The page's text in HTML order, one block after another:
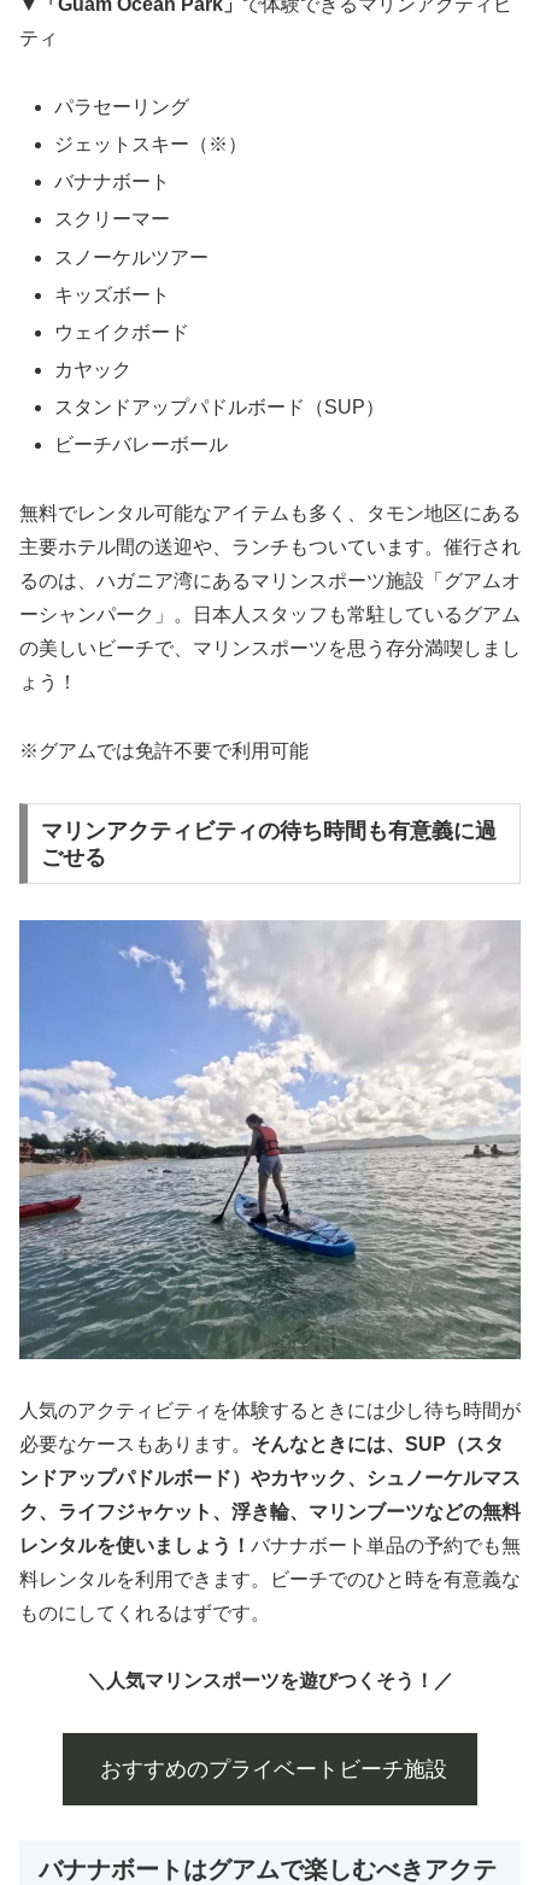
▼ 「Guam Ocean Park」 で体験できるマリンアクティビ
ティ
パラセーリング
ジェットスキー（※）
バナナボート
スクリーマー
スノーケルツアー
キッズボート
ウェイクボード
カヤック
スタンドアップパドルボード（SUP）
ビーチバレーボール
無料でレンタル可能なアイテムも多く、タモン地区にある
主要ホテル間の送迎や、ランチもついています。催行され
るのは、ハガニア湾にあるマリンスポーツ施設「グアムオ
ーシャンパーク」。日本人スタッフも常駐しているグアム
の美しいビーチで、マリンスポーツを思う存分満喫しまし
ょう！
※グアムでは免許不要で利用可能
マリンアクティビティの待ち時間も有意義に過
ごせる
人気のアクティビティを体験するときには少し待ち時間が
必要なケースもあります。 そんなときには、SUP（スタ
ンドアップパドルボード）やカヤック、シュノーケルマス
ク、ライフジャケット、浮き輪、マリンブーツなどの無料
レンタルを使いましょう！ バナナボート単品の予約でも無
料レンタルを利用できます。ビーチでのひと時を有意義な
ものにしてくれるはずです。
＼人気マリンスポーツを遊びつくそう！／
おすすめのプライベートビーチ施設
バナナボートはグアムで楽しむべきアクテ